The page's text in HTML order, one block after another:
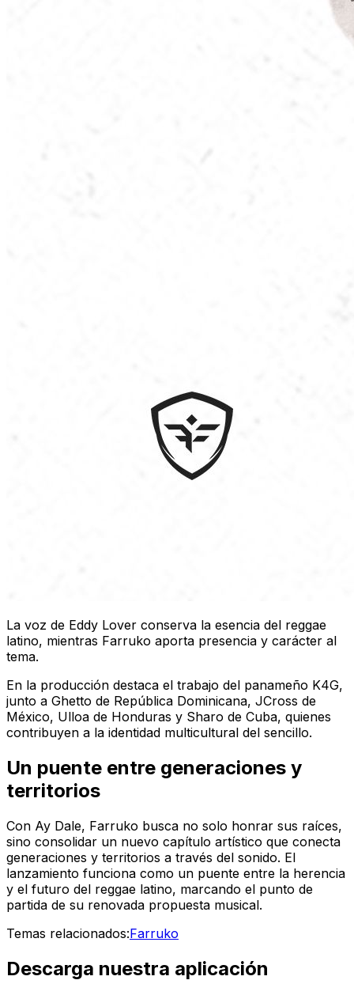
La voz de Eddy Lover conserva la esencia del reggae
latino, mientras Farruko aporta presencia y carácter al
tema.
En la producción destaca el trabajo del panameño K4G,
junto a Ghetto de República Dominicana, JCross de
México, Ulloa de Honduras y Sharo de Cuba, quienes
contribuyen a la identidad multicultural del sencillo.
Un puente entre generaciones y
territorios
Con Ay Dale, Farruko busca no solo honrar sus raíces,
sino consolidar un nuevo capítulo artístico que conecta
generaciones y territorios a través del sonido. El
lanzamiento funciona como un puente entre la herencia
y el futuro del reggae latino, marcando el punto de
partida de su renovada propuesta musical.
Temas relacionados:Farruko
Descarga nuestra aplicación